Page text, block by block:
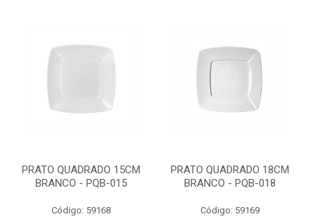
PRATO QUADRADO 15CM
BRANCO - PQB-015
Código: 59168
PRATO QUADRADO 18CM
BRANCO - PQB-018
Código: 59169